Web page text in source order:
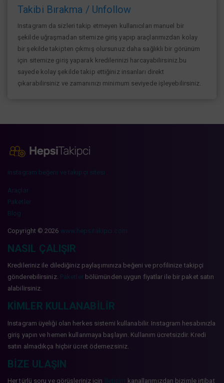
Takibi Bırakma / Unfollow
Instagram da sizleri takip etmeyen kullanıcıları manuel bir
şekilde uğraşmadan sitemize giriş yapıp araçlarımızdan kolay
bir şekilde takipten çıkmış olursunuz daha sağlıklı bir görünüm
için sitemize giriş yaparak kredilerinizi harcayabilirsiniz.bu
sayede kolay şekilde takip ettiğiniz insanları direkt
çıkarabilirsiniz ve zamanınızı minimum seviyede işleyebilirsiniz.
instagram beğeni ve takipçi sitesi
Araçlar
Paketler
Blog
Copyright © 2026 www.hepsitakipci.com
NASIL ÇALIŞIR
Kredileriniz ile dilediğiniz paylaşımınıza beğeni ve profilinize takipçi
gönderebilirsiniz. Paketler bölümünden uygun fiyatlar ile bir paket satın
alabilirsiniz.
KIMLER KULLANABILIR
Instagram üyeliği olan herkes sistemi kullanabilir. Instagram hesabınızla
giriş yapın ve hemen kullanmaya başlayın. Kullanım ücretsizdir. Kredi
satın almadıkça hiçbir ücret ödemezsiniz.
BIZE ULAŞIN
Her türlü soru ve görüşleriniz için kanallarımızdan bizimle irtibat